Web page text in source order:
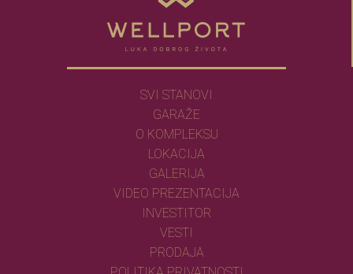
SVI STANOVI
GARAŽE
O KOMPLEKSU
LOKACIJA
GALERIJA
VIDEO PREZENTACIJA
INVESTITOR
VESTI
PRODAJA